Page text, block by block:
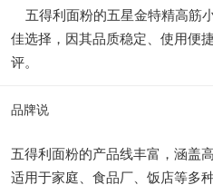
五得利面粉的五星金特精高筋
佳选择，因其品质稳定、使用便
评。
品牌说
五得利面粉的产品线丰富，涵盖
适用于家庭、食品厂、饭店等多